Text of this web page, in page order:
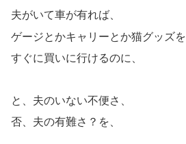
夫がいて車が有れば、
ゲージとかキャリーとか猫グッズを
すぐに買いに行けるのに、
と、夫のいない不便さ、
否、夫の有難さ？を、